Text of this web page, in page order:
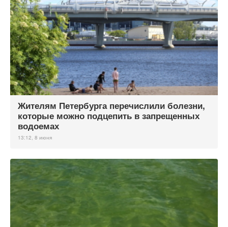
Жителям Петербурга перечислили болезни,
которые можно подцепить в запрещенных
водоемах
13:12, 8 июня